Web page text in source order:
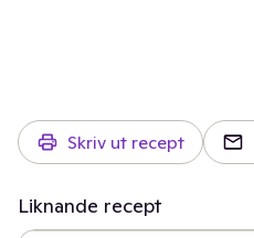
Skriv ut recept
Liknande recept